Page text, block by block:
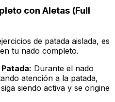
con Aletas (Full
de patada aislada, es
tu nado completo.
Durante el nado
atención a la patada,
siendo activa y se origine